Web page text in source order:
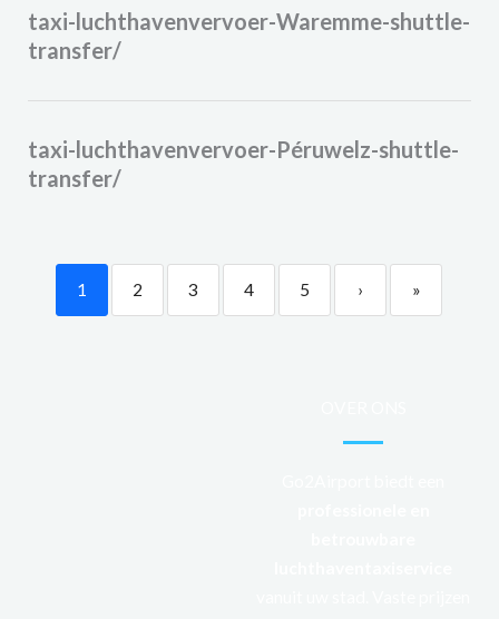
taxi-luchthavenvervoer-Waremme-shuttle-
transfer/
taxi-luchthavenvervoer-Péruwelz-shuttle-
transfer/
1 2 3 4 5 › »